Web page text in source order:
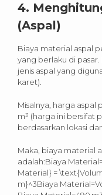
4.
(Aspal)
Biaya material aspal
yang berlaku di
jenis aspal yang
karet).
Misalnya, harga aspal
m³ (harga ini bersifat
berdasarkan lokasi
Maka, biaya material
adalah:Biaya
Material} =
m}^3Biaya